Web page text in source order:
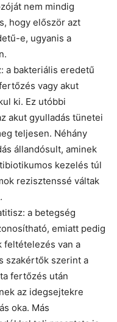
nem mindig
hogy először azt
e, ugyanis a
a bakteriális eredetű
vagy akut
ki. Ez utóbbi
akut gyulladás tünetei
teljesen. Néhány
állandósult, aminek
kezelés túl
rezisztenssé váltak
a betegség
emiatt pedig
feltételezés van a
szakértők szerint a
fertőzés után
az idegsejtekre
oka. Más